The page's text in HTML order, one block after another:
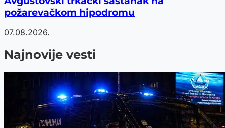
požarevačkom hipodromu
07.08.2026.
Najnovije vesti